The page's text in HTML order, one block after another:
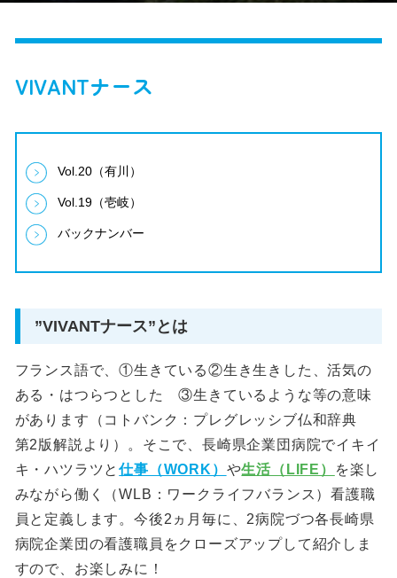
VIVANTナース
Vol.20（有川）
Vol.19（壱岐）
バックナンバー
”VIVANTナース”とは
フランス語で、①生きている②生き生きした、活気の
ある・はつらつとした ③生きているような等の意味
があります（コトバンク：プレグレッシブ仏和辞典
第2版解説より）。そこで、長崎県企業団病院でイキイ
キ・ハツラツと仕事（WORK） や生活（LIFE）
を楽し
みながら働く（WLB：ワークライフバランス）看護職
員と定義します。今後2ヵ月毎に、2病院づつ各長崎県
病院企業団の看護職員をクローズアップして紹介しま
すので、お楽しみに！